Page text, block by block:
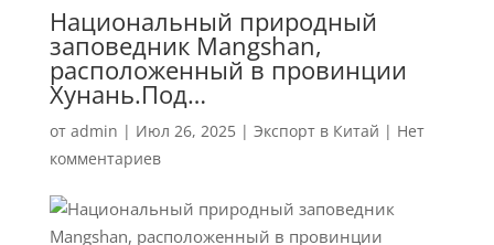
Национальный природный
заповедник Mangshan,
расположенный в провинции
Хунань.Под…
от admin | Июл 26, 2025| Экспорт в Китай | Нет
комментариев